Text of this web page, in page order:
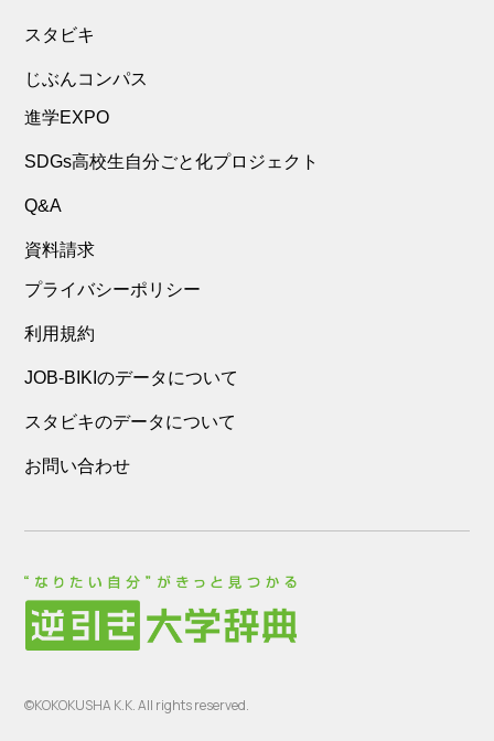
スタビキ
じぶんコンパス
進学EXPO
SDGs高校生自分ごと化プロジェクト
Q&A
資料請求
プライバシーポリシー
利用規約
JOB-BIKIのデータについて
スタビキのデータについて
お問い合わせ
©KOKOKUSHA K.K. All rights reserved.